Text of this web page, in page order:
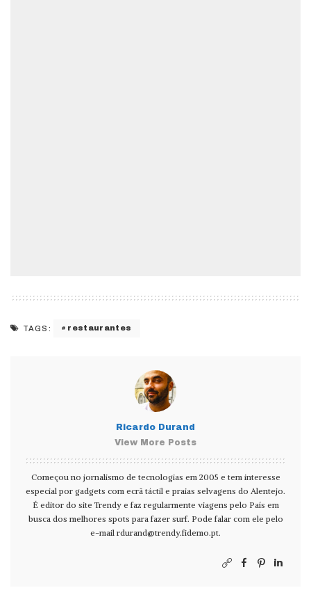
TAGS: restaurantes
Ricardo Durand
View More Posts
Começou no jornalismo de tecnologias em 2005 e tem interesse
especial por gadgets com ecrã táctil e praias selvagens do Alentejo.
É editor do site Trendy e faz regularmente viagens pelo País em
busca dos melhores spots para fazer surf. Pode falar com ele pelo
e-mail rdurand@trendy.fidemo.pt.